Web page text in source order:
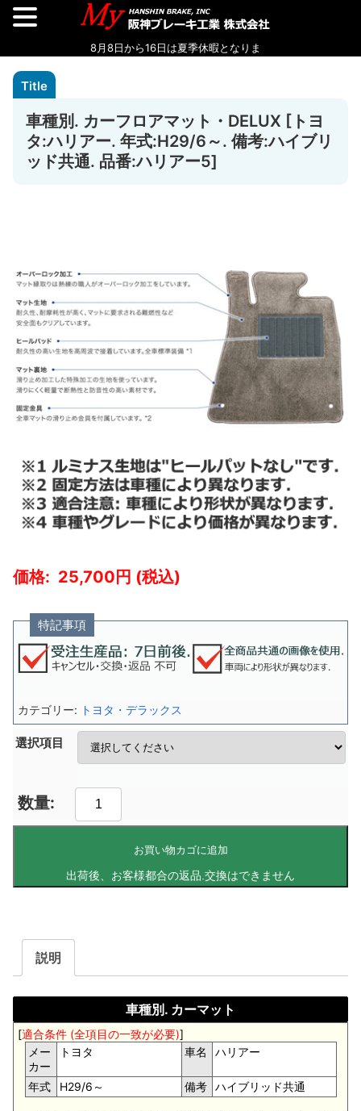
車種別. カーフロアマット・DELUX [トヨ
タ:ハリアー. 年式:H29/6～. 備考:ハイブリ
ッド共通. 品番:ハリアー5]
25,700
特記事項
選択項目
お買い物カゴに追加
カテゴリー: トヨタ・デラックス
説明
車種別. カーマット
[適合条件 (全項目の一致が必要)]
メー
カー
トヨタ 車名 ハリアー
年式 H29/6～ 備考 ハイブリッド共通